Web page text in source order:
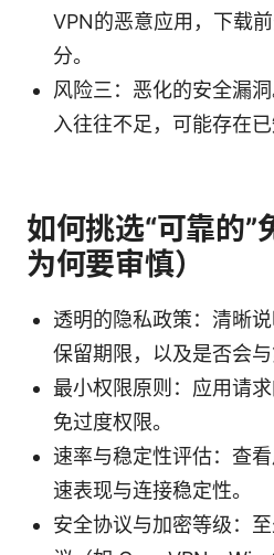
VPN的恶意应用，下载
分。
风险三：恶化的安全漏
入往往不足，可能存在已
如何挑选“可靠的”
为何要审慎）
透明的隐私政策：清晰说
保留期限，以及是否会与
最小权限原则：应用请
免过度权限。
速率与稳定性评估：查
速表现与连接稳定性。
安全协议与加密等级：